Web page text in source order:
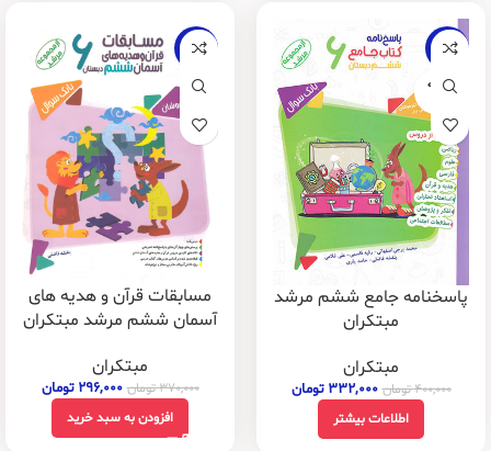
-17%
فروخته
پاسخنامه جامع ششم مرشد
مبتکران
مبتکران
۴۰۰,۰۰۰تومان ۳۳۲,۰۰۰ تومان
اطلاعات بیشتر
-20%
مسابقات قرآن و هدیه های
آسمان ششم مرشد مبتکران
مبتکران
۳۷۰,۰۰۰تومان ۲۹۶,۰۰۰ تومان
افزودن به سبد خرید